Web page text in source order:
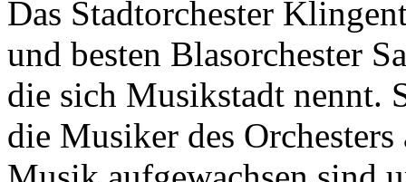
Das Stadtorchester
und besten Blasorchester
die sich Musikstadt nennt.
die Musiker des